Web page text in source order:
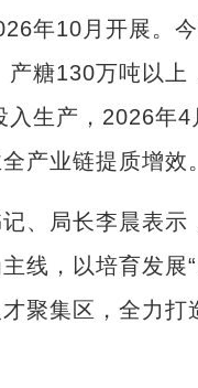
年10月开展。
糖130万吨以
生产，2026年
产业链提质增效。
局长李晨表示
线，以培育发展
聚集区，全力